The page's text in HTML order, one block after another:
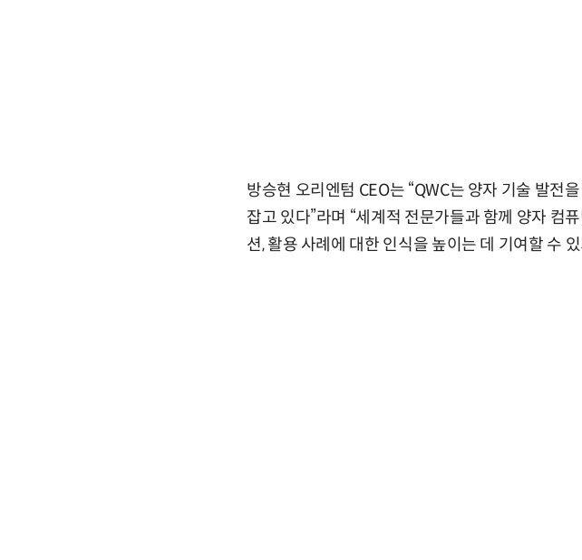
방승현 오리엔텀 CEO는 “QWC는 양자 기술 발전
잡고 있다”라며 “세계적 전문가들과 함께 양자 컴
션, 활용 사례에 대한 인식을 높이는 데 기여할 수